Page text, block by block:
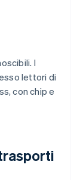
I
lettori di
con chip e